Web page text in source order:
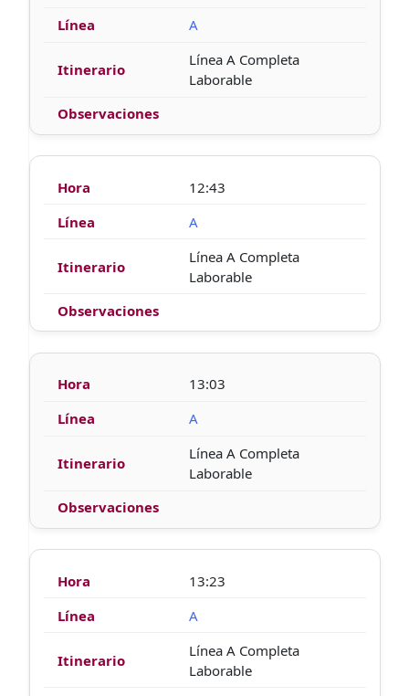
A
Línea A Completa
Laborable
12:43
A
Línea A Completa
Laborable
13:03
A
Línea A Completa
Laborable
13:23
A
Línea A Completa
Laborable